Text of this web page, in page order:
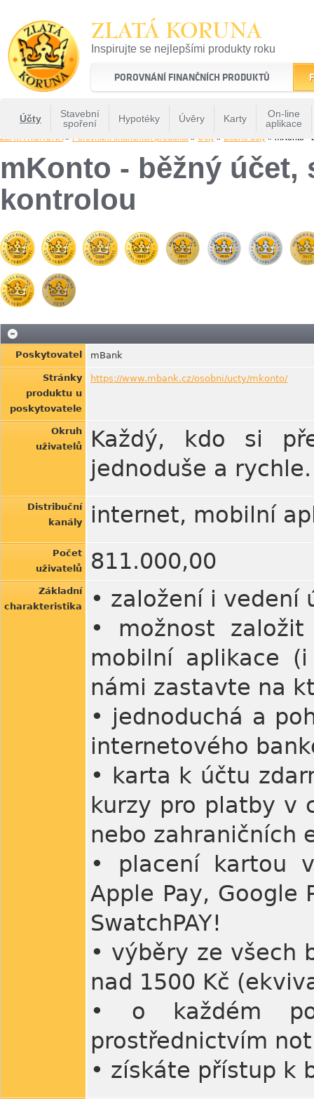
ZLATÁ KORUNA
Inspirujte se nejlepšími produkty roku
22 let tradice a kvality na finančním trhu
POROVNÁNÍ FINANČNÍCH PRODUKTŮ
Účty
Stavební
spoření
Hypotéky Úvěry Karty
On-line
aplikace
ZLATÁ KORUNA» Porovnání finančních produktů » Účty » Běžné účty » mKonto -
mKonto - běžný účet,
kontrolou
Poskytovatel mBank
Stránky
produktu u
poskytovatele
https://www.mbank.cz/osobni/ucty/mkonto/
Okruh
uživatelů
Každý, kdo si
jednoduše a rychle.
Distribuční
kanály
internet, mobilní
Počet
uživatelů
811.000,00
Základní
charakteristika
• založení i vedení
• možnost
mobilní aplikace
námi zastavte na
• jednoduchá a
internetového
• karta k účtu
kurzy pro platby v
nebo zahraničních
• placení kartou
Apple Pay, Google
SwatchPAY!
• výběry ze všech
nad 1500 Kč
• o každém
prostřednictvím
• získáte přístup k